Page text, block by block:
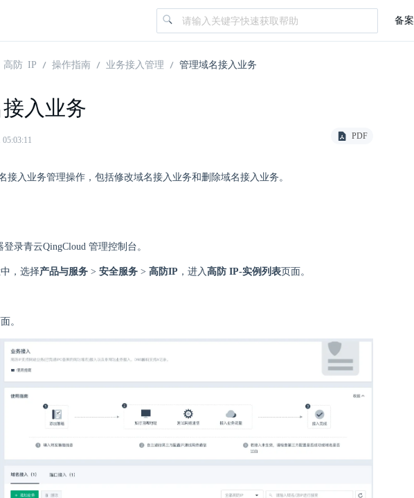
备案
高防 IP 操作指南 业务接入管理 管理域名接入业务
入业务
PDF
接入业务管理操作，包括修改域名接入业务和删除域名接入业务。
录青云QingCloud 管理控制台。
，选择产品与服务 > 安全服务 > 高防IP ，进入高防 IP-实例列表页面。
。